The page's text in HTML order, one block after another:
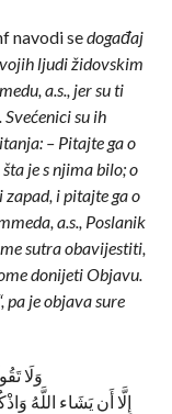
navodi sedogađaj
ljudi židovskim
a.s., jer su ti
su ih
– Pitajte ga o
je s njima bilo; o
i pitajte ga o
a.s., Poslanik
sutra obavijestiti,
donijeti Objavu.
pa je objava sure
وَلَا
إِلَّا أَن يَشَاء اللَّهُ